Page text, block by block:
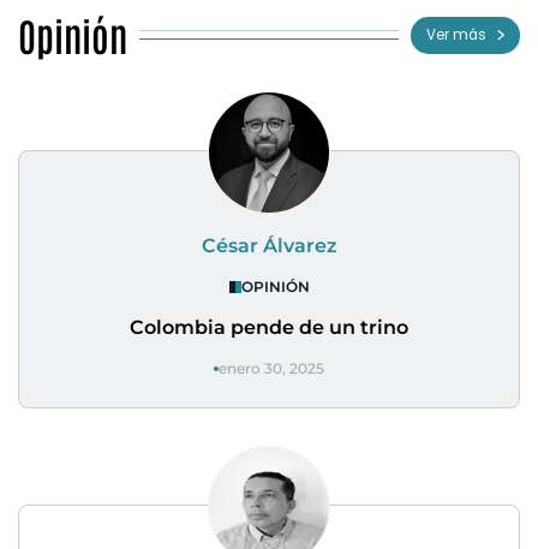
Opinión Ver más
César Álvarez
OPINIÓN
Colombia pende de un trino
enero 30, 2025